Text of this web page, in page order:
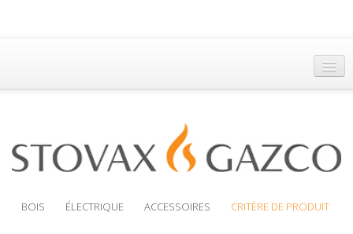
Accueil
Brochures
BOIS ÉLECTRIQUE ACCESSOIRES CRITÈRE DE PRODUIT